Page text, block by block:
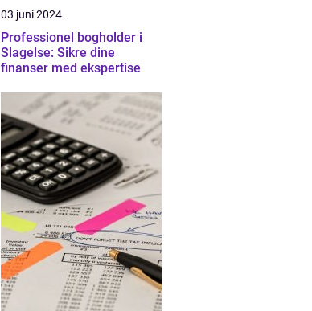
03 juni 2024
Professionel bogholder i
Slagelse: Sikre dine
finanser med ekspertise